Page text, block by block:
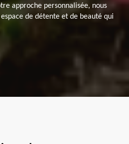
approche personnalisée, nous
de détente et de beauté qui